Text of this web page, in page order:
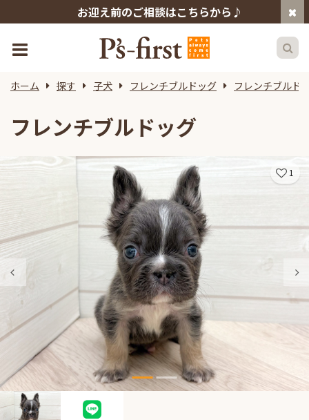
お迎え前のご相談はこちらから♪
ホーム 探す 子犬 フレンチブルドッグ フレンチブルド
フレンチブルドッグ
1